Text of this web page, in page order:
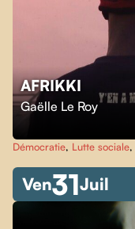
AFRIKKI
Gaëlle Le Roy
Démocratie, Lutte sociale,
Ven31Juil